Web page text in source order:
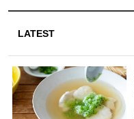
LATEST